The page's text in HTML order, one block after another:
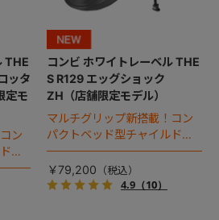
THE
ッタ
定モ
ン
シ
コンビ ホワイトレーベル THE
S R129 エッグショック
ZH（店舗限定モデル）
マルチグリップ新搭載！コン
パクトベッド型チャイルドシ
ート（2026年モデル）。
￥79,200
4.9（10）